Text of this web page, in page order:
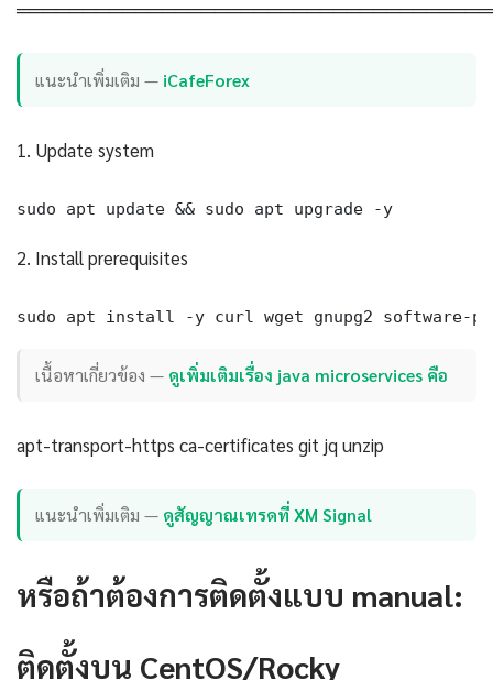
แนะนำเพิ่มเติม — iCafeForex
1. Update system
sudo apt update && sudo apt upgrade -y
2. Install prerequisites
sudo apt install -y curl wget gnupg2 software-
เนื้อหาเกี่ยวข้อง — ดูเพิ่มเติมเรื่อง java microservices คือ
apt-transport-https ca-certificates git jq unzip
แนะนำเพิ่มเติม — ดูสัญญาณเทรดที่ XM Signal
หรือถ้าต้องการติดตั้งแบบ manual:
ติดตั้งบน CentOS/Rocky